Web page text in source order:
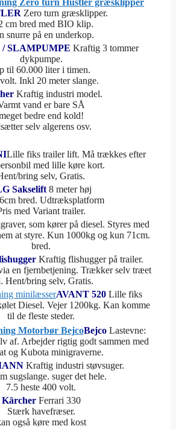
Zero turn græsklipper.
cm bred med BIO klip.
snurre på en underkop.
SLAMPUMPE Kraftig 3 tommer
dykpumpe.
til 60.000 liter i timen.
Inkl 20 meter slange.
Kraftig industri model.
vand er bare SÅ
bedre end kold!
selv algerens osv.
Lille fiks trailer lift. Må trækkes efter
med lille køre kort.
bring selv, Gratis.
Sakselift 8 meter høj
bred. Udtræksplatform
med Variant trailer.
som kører på diesel. Styres med
at styre. Kun 1000kg og kun 71cm.
bred.
Kraftig flishugger på trailer.
en fjernbetjening. Trækker selv træet
Hent/bring selv, Gratis.
AVANT 520 Lille fiks
Diesel. Vejer 1200kg. Kan komme
til de fleste steder.
Bejco Lastevne:
af. Arbejder rigtig godt sammen med
og Kubota minigraverne.
Kraftig industri støvsuger.
sugslange. suger det hele.
7.5 heste 400 volt.
Kärcher Ferrari 330
Stærk havefræser.
også køre med kost